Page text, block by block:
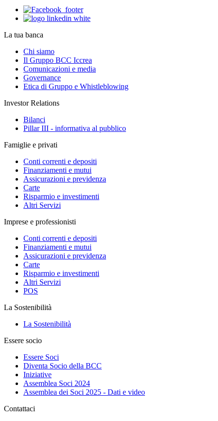
La tua banca
Chi siamo
Il Gruppo BCC Iccrea
Comunicazioni e media
Governance
Etica di Gruppo e Whistleblowing
Investor Relations
Bilanci
Pillar III - informativa al pubblico
Famiglie e privati
Conti correnti e depositi
Finanziamenti e mutui
Assicurazioni e previdenza
Carte
Risparmio e investimenti
Altri Servizi
Imprese e professionisti
Conti correnti e depositi
Finanziamenti e mutui
Assicurazioni e previdenza
Carte
Risparmio e investimenti
Altri Servizi
POS
La Sostenibilità
La Sostenibilità
Essere socio
Essere Soci
Diventa Socio della BCC
Iniziative
Assemblea Soci 2024
Assemblea dei Soci 2025 - Dati e video
Contattaci